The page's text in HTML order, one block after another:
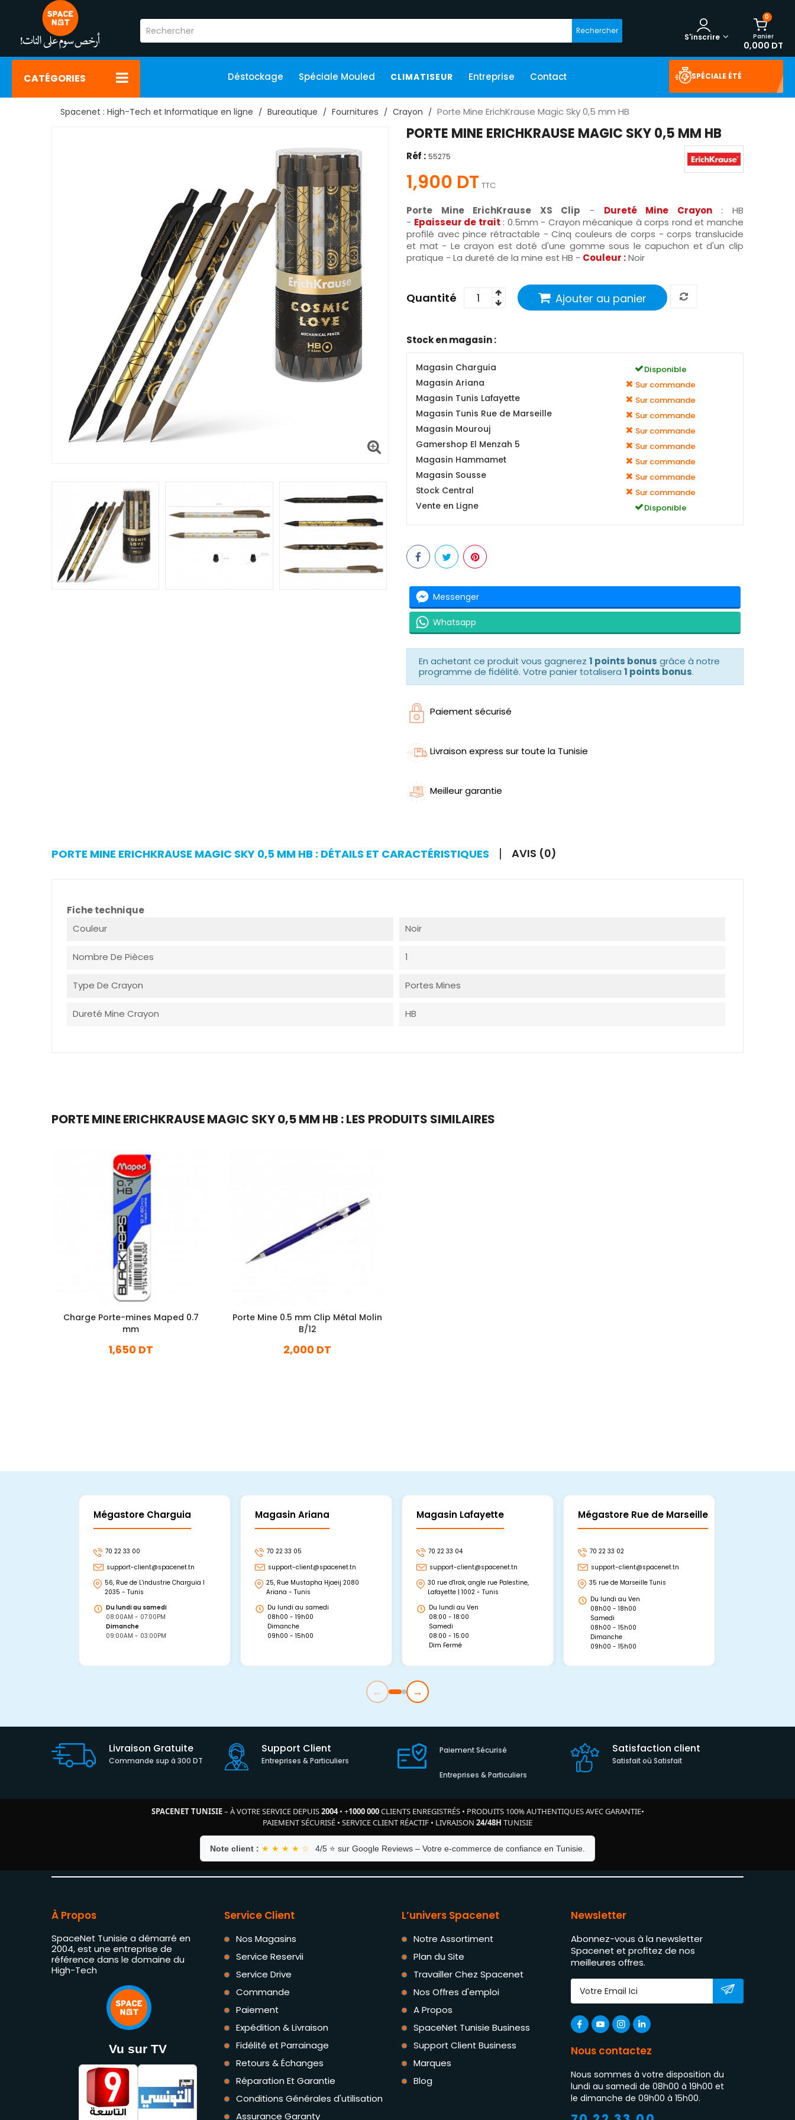
Rechercher
0
Panier
0,000 DT
S'inscrire
CATÉGORIES Déstockage Spéciale Mouled CLIMATISEUR Entreprise Contact SPÉCIALE ÉTÉ
Spacenet : High-Tech et Informatique en ligne Bureautique Fournitures Crayon Porte Mine ErichKrause Magic Sky 0,5 mm HB
PORTE MINE ERICHKRAUSE MAGIC SKY 0,5 MM HB
Réf : 55275
1,900 DT TTC
Porte Mine ErichKrause XS Clip - Dureté Mine Crayon: HB
- Epaisseur de trait: 0.5mm - Crayon mécanique à corps rond et manche
profilé avec pince rétractable - Cinq couleurs de corps - corps translucide
et mat - Le crayon est doté d'une gomme sous le capuchon et d'un clip
pratique - La dureté de la mine est HB - Couleur :Noir
Quantité Ajouter au panier
Stock en magasin :
Magasin Charguia Disponible
Magasin Ariana Sur commande
Magasin Tunis Lafayette Sur commande
Magasin Tunis Rue de Marseille Sur commande
Magasin Mourouj Sur commande
Gamershop El Menzah 5 Sur commande
Magasin Hammamet Sur commande
Magasin Sousse Sur commande
Stock Central Sur commande
Vente en Ligne Disponible
Messenger
Whatsapp
En achetant ce produit vous gagnerez 1 points bonus grâce à notre
programme de fidélité. Votre panier totalisera 1 points bonus.
Paiement sécurisé
Livraison express sur toute la Tunisie
Meilleur garantie
PORTE MINE ERICHKRAUSE MAGIC SKY 0,5 MM HB : DÉTAILS ET CARACTÉRISTIQUES AVIS (0)
Fiche technique
Couleur
Noir
Nombre De Pièces 1
Type De Crayon Portes Mines
Dureté Mine Crayon HB
PORTE MINE ERICHKRAUSE MAGIC SKY 0,5 MM HB : LES PRODUITS SIMILAIRES
Charge Porte-mines Maped 0.7
mm
1,650 DT
Porte Mine 0.5 mm Clip Métal Molin
B/12
2,000 DT
Mégastore Charguia
70 22 33 00
support-client@spacenet.tn
56, Rue de L'industrie Charguia I
2035 - Tunis
Du lundi au samedi
08:00AM - 07:00PM
Dimanche
09:00AM - 03:00PM
Magasin Ariana
70 22 33 05
support-client@spacenet.tn
25, Rue Mustapha Hjaeij 2080
Ariana - Tunis
Du lundi au samedi
08h00 - 19h00
Dimanche
09h00 - 15h00
Magasin Lafayette
70 22 33 04
support-client@spacenet.tn
30 rue d'Irak, angle rue Palestine,
Lafayette | 1002 - Tunis
Du lundi au Ven
08:00 - 18:00
Samedi
08:00 - 15:00
Dim Fermé
Mégastore Rue de Marseille
70 22 33 02
support-client@spacenet.tn
35 rue de Marseille Tunis
Du lundi au Ven
08h00 - 18h00
Samedi
08h00 - 15h00
Dimanche
09h00 - 15h00
← →
Livraison Gratuite
Commande sup à 300 DT
Support Client
Entreprises & Particuliers
Paiement Sécurisé
Entreprises & Particuliers
Satisfaction client
Satisfait où Satisfait
SPACENET TUNISIE– À VOTRE SERVICE DEPUIS2004• +1000 000CLIENTS ENREGISTRÉS• PRODUITS 100% AUTHENTIQUES AVEC GARANTIE•
PAIEMENT SÉCURISÉ • SERVICE CLIENT RÉACTIF • LIVRAISON 24/48H TUNISIE
Note client : ★ ★ ★ ★ ☆ 4/5 ⭐ sur Google Reviews – Votre e-commerce de confiance en Tunisie.
À Propos
SpaceNet Tunisie a démarré en
2004, est une entreprise de
référence dans le domaine du
High-Tech
Vu sur TV
Service Client
Nos Magasins
Service Reservii
Service Drive
Commande
Paiement
Expédition & Livraison
Fidélité et Parrainage
Retours & Échanges
Réparation Et Garantie
Conditions Générales d'utilisation
Assurance Garanty
L’univers Spacenet
Notre Assortiment
Plan du Site
Travailler Chez Spacenet
Nos Offres d'emploi
A Propos
SpaceNet Tunisie Business
Support Client Business
Marques
Blog
Newsletter
Abonnez-vous à la newsletter
Spacenet et profitez de nos
meilleures offres.
Nous contactez
Nous sommes à votre disposition du
lundi au samedi de 08h00 à 19h00 et
le dimanche de 09h00 à 15h00.